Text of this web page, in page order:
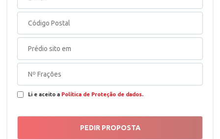
Li e aceito a Política de Proteção de dados.